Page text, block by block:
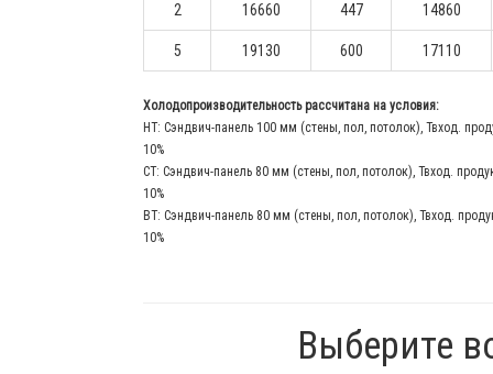
2 16660 447 14860
5 19130 600 17110
Холодопроизводительность рассчитана на условия:
НТ: Сэндвич-панель 100 мм (стены, пол, потолок), Твход.
10%
СТ: Сэндвич-панель 80 мм (стены, пол, потолок), Твход.
10%
ВТ: Сэндвич-панель 80 мм (стены, пол, потолок), Твход.
10%
Выберите